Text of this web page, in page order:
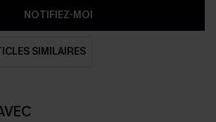
NOTIFIEZ-MOI
SIMILAIRES